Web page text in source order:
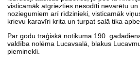
visticamāk atgriezties nesodīti nevarētu
noziegumiem arī rīdzinieki, visticamāk
krievu karavīri krita un turpat salā tika
Par godu traģiskā notikuma 190.
valdība nolēma Lucavsalā, blakus
pieminekli.